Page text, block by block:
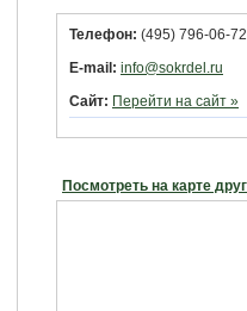
Телефон: (495) 796-06-
E-mail: info@sokrdel.ru
Сайт: Перейти на сайт »
Посмотреть на карте